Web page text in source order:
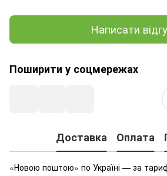
Написати
Поширити у соцмережах
Доставка Оплата
«Новою поштою» по Україні — за